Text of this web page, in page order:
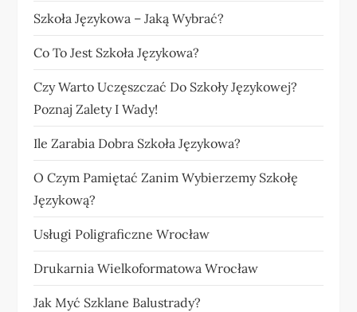
Szkoła Językowa – Jaką Wybrać?
Co To Jest Szkoła Językowa?
Czy Warto Uczęszczać Do Szkoły Językowej?
Poznaj Zalety I Wady!
Ile Zarabia Dobra Szkoła Językowa?
O Czym Pamiętać Zanim Wybierzemy Szkołę
Językową?
Usługi Poligraficzne Wrocław
Drukarnia Wielkoformatowa Wrocław
Jak Myć Szklane Balustrady?